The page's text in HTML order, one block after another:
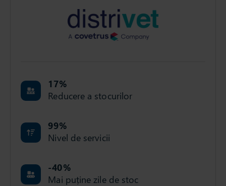
17%
Reducere a stocurilor
99%
Nivel de servicii
-40%
Mai puține zile de stoc